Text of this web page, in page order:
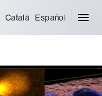
Català Español